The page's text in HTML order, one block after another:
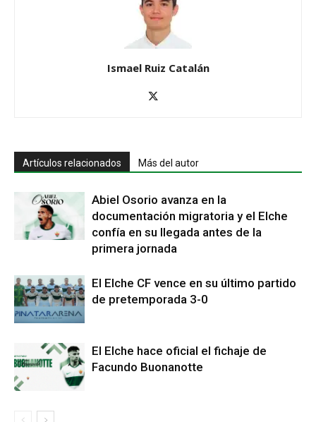
Ismael Ruiz Catalán
Artículos relacionados Más del autor
Abiel Osorio avanza en la
documentación migratoria y el Elche
confía en su llegada antes de la
primera jornada
El Elche CF vence en su último partido
de pretemporada 3-0
El Elche hace oficial el fichaje de
Facundo Buonanotte